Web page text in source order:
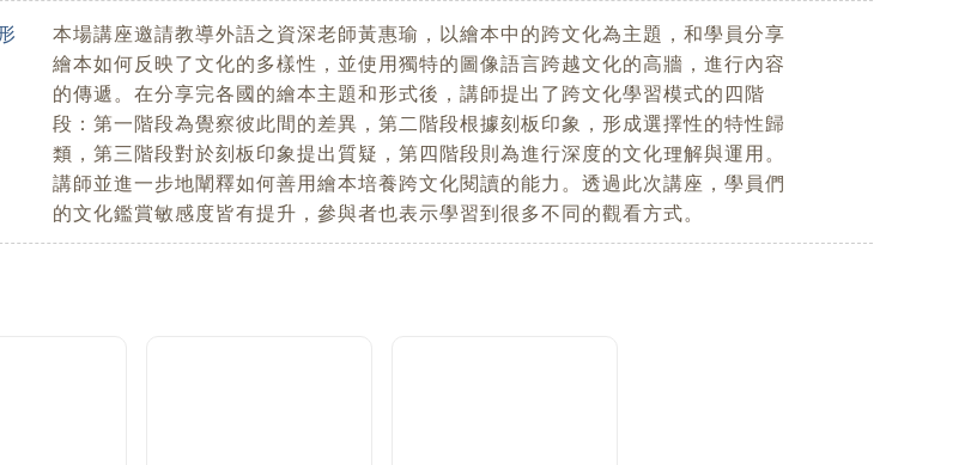
本場講座邀請教導外語之資深老師黃惠瑜，以繪本中的跨文化為主題，和學員分享
繪本如何反映了文化的多樣性，並使用獨特的圖像語言跨越文化的高牆，進行內容
的傳遞。在分享完各國的繪本主題和形式後，講師提出了跨文化學習模式的四階
段：第一階段為覺察彼此間的差異，第二階段根據刻板印象，形成選擇性的特性歸
類，第三階段對於刻板印象提出質疑，第四階段則為進行深度的文化理解與運用。
講師並進一步地闡釋如何善用繪本培養跨文化閱讀的能力。透過此次講座，學員們
的文化鑑賞敏感度皆有提升，參與者也表示學習到很多不同的觀看方式。